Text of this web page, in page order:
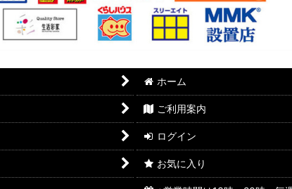
ホーム
ご利用案内
ログイン
お気に入り